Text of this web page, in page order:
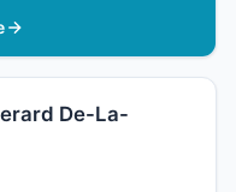
De-La-